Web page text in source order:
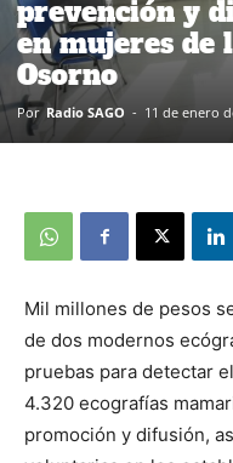
prevención y
en mujeres de
Osorno
Por Radio SAGO - 11 de enero
Mil millones de pesos
de dos modernos
pruebas para detectar
4.320 ecografías
promoción y difusión,